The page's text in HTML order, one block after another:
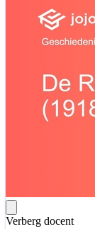
Verberg docent